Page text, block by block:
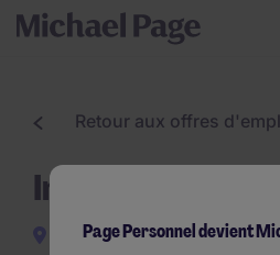
Retour aux offres
Ingénieur BE H/F
ArrasPage Personnel devient